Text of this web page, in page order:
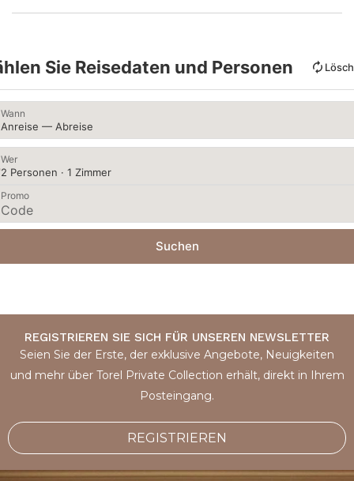
Sie Reisedaten und Personen
Wann
Anreise — Abreise
Wer
2 Personen · 1 Zimmer
Promo
Suchen
REGISTRIEREN SIE SICH FÜR UNSEREN NEWSLETTER
Seien Sie der Erste, der exklusive Angebote, Neuigkeiten
und mehr über Torel Private Collection erhält, direkt in Ihrem
Posteingang.
REGISTRIEREN